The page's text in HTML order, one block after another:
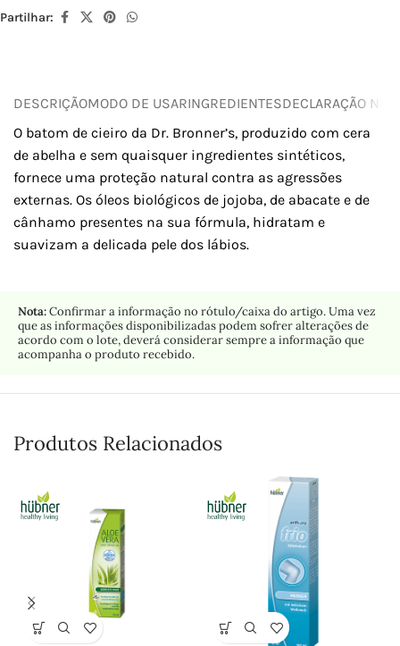
Partilhar:
DESCRIÇÃOMODO DE USARINGREDIENTESDECLARAÇÃO
O batom de cieiro da Dr. Bronner’s, produzido com cera
de abelha e sem quaisquer ingredientes sintéticos,
fornece uma proteção natural contra as agressões
externas. Os óleos biológicos de jojoba, de abacate e de
cânhamo presentes na sua fórmula, hidratam e
suavizam a delicada pele dos lábios.
Nota:Confirmar a informação no rótulo/caixa do artigo. Uma vez
que as informações disponibilizadas podem sofrer alterações de
acordo com o lote, deverá considerar sempre a informação que
acompanha o produto recebido.
Produtos Relacionados